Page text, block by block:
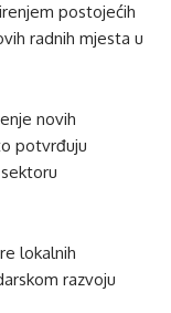
postojećih
radnih mjesta u
novih
potvrđuju
lokalnih
razvoju